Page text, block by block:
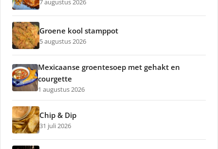
7 augustus 2026
Groene kool stamppot
5 augustus 2026
Mexicaanse groentesoep met gehakt en
courgette
1 augustus 2026
Chip & Dip
31 juli 2026